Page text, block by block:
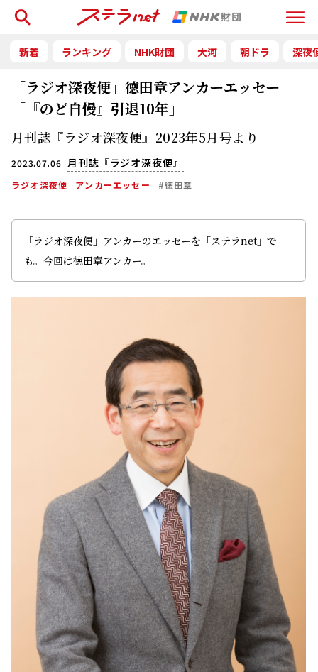
Menu
検索
新着 ランキング NHK財団 大河 朝ドラ 深夜
「ラジオ深夜便」徳田章アンカーエッセー
「『のど自慢』引退10年」
月刊誌『ラジオ深夜便』2023年5月号より
2023.07.06 月刊誌『ラジオ深夜便』
ラジオ深夜便 アンカーエッセー #徳田章
「ラジオ深夜便」アンカーのエッセーを「ステラnet」で
も。今回は徳田章アンカー。